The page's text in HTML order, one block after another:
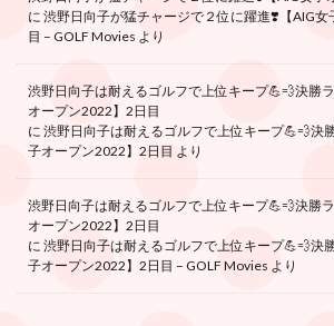
に 渋野日向子が猛チャージで２位に躍進❣️【AIG女
目 – GOLF Movies より
渋野日向子は耐えるゴルフで上位キープ💪💨決勝
オープン2022】2日目
に 渋野日向子は耐えるゴルフで上位キープ💪💨決
子オープン2022】2日目 より
渋野日向子は耐えるゴルフで上位キープ💪💨決勝
オープン2022】2日目
に 渋野日向子は耐えるゴルフで上位キープ💪💨決
子オープン2022】2日目 – GOLF Movies より